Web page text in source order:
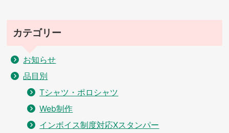
カテゴリー
お知らせ
品目別
Tシャツ・ポロシャツ
Web制作
インボイス制度対応Xスタンパー